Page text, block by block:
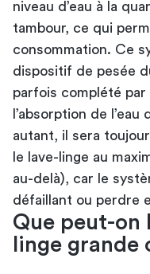
niveau d’eau à la
tambour, ce qui
consommation. Ce
dispositif de pesée
parfois complété
l’absorption de
autant, il sera
le lave-linge au
au-delà), car le
défaillant ou perdre
Que peut-on
linge grande